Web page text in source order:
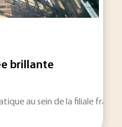
brillante
au sein de la filiale